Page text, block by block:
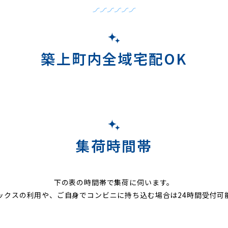
築上町内全域宅配OK
集荷時間帯
下の表の時間帯で集荷に伺います。
クスの利用や、ご自身でコンビニに持ち込む場合は24時間受付可